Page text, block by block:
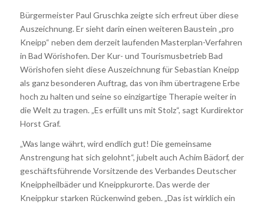
Bürgermeister Paul Gruschka zeigte sich erfreut über diese
Auszeichnung. Er sieht darin einen weiteren Baustein „pro
Kneipp“ neben dem derzeit laufenden Masterplan-Verfahren
in Bad Wörishofen. Der Kur- und Tourismusbetrieb Bad
Wörishofen sieht diese Auszeichnung für Sebastian Kneipp
als ganz besonderen Auftrag, das von ihm übertragene Erbe
hoch zu halten und seine so einzigartige Therapie weiter in
die Welt zu tragen. „Es erfüllt uns mit Stolz“, sagt Kurdirektor
Horst Graf.
„Was lange währt, wird endlich gut! Die gemeinsame
Anstrengung hat sich gelohnt“, jubelt auch Achim Bädorf, der
geschäftsführende Vorsitzende des Verbandes Deutscher
Kneippheilbäder und Kneippkurorte. Das werde der
Kneippkur starken Rückenwind geben. „Das ist wirklich ein